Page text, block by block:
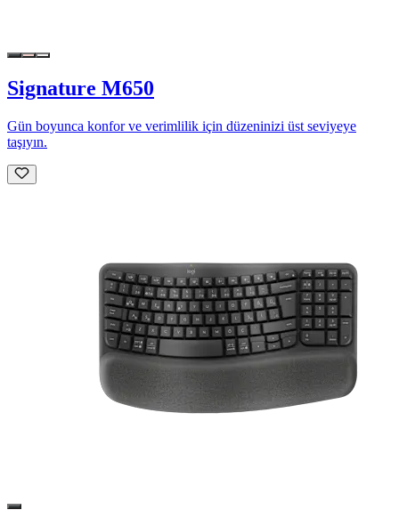
Signature M650
Gün boyunca konfor ve verimlilik için düzeninizi üst seviyeye
taşıyın.